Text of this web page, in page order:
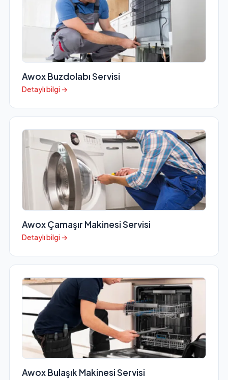
Awox Buzdolabı Servisi
Detaylı bilgi →
Awox Çamaşır Makinesi Servisi
Detaylı bilgi →
Awox Bulaşık Makinesi Servisi